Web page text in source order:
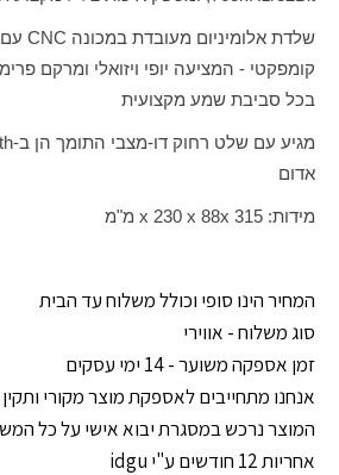
שלדת אלומיניום מעובדת במכונה CNC עם
קומפקטי - המציעה יופי ויזואלי ומרקם
בכל סביבת שמע מקצועית
מגיע עם שלט רחוק דו-מצבי התומך הן ב-
אדום
מידות: 315 x
x 230 x 88 מ"מ
המחיר הינו סופי וכולל משלוח עד הבית
סוג משלוח - אווירי
זמן אספקה משוער - 14 ימי עסקים
אנחנו מתחייבים לאספקת מוצר מקורי ותקין
המוצר נרכש במסגרת יבוא אישי על כל
אחריות 12 חודשים ע"י idgu